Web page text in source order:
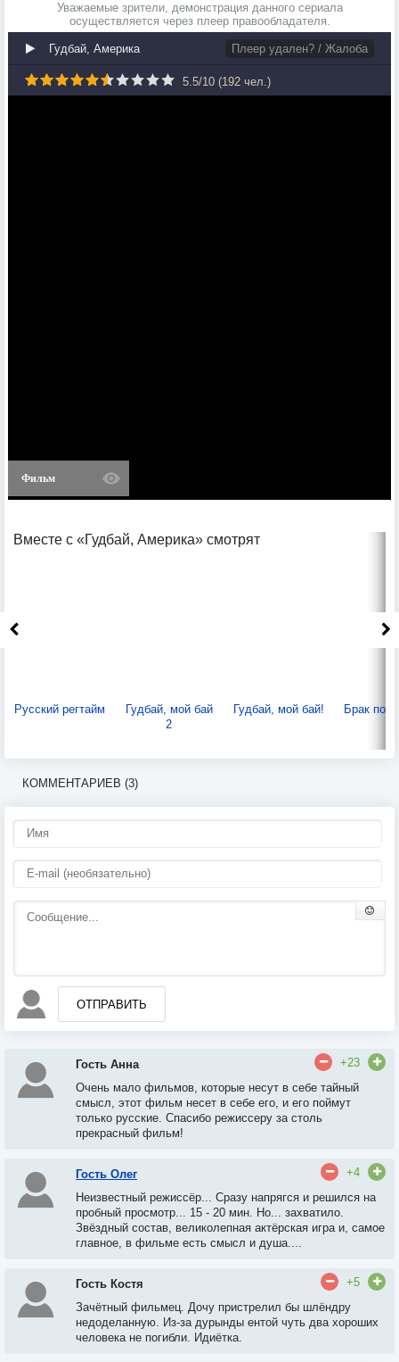
Уважаемые зрители, демонстрация данного сериала
осуществляется через плеер правообладателя.
Гудбай, Америка Плеер удален? / Жалоба
5.5/10 (192 чел.)
Фильм
Вместе с «Гудбай, Америка» смотрят
Русский регтайм
Гудбай, мой бай
2
Гудбай, мой бай! Брак по
КОММЕНТАРИЕВ (3)
ОТПРАВИТЬ
Гость Анна
+23
Очень мало фильмов, которые несут в себе тайный
смысл, этот фильм несет в себе его, и его поймут
только русские. Спасибо режиссеру за столь
прекрасный фильм!
Гость Олег
+4
Неизвестный режиссёр... Сразу напрягся и решился на
пробный просмотр... 15 - 20 мин. Но... захватило.
Звёздный состав, великолепная актёрская игра и, самое
главное, в фильме есть смысл и душа....
Гость Костя
+5
Зачётный фильмец. Дочу пристрелил бы шлёндру
недоделанную. Из-за дурынды ентой чуть два хороших
человека не погибли. Идиётка.